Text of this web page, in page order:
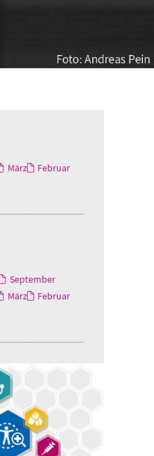
März
Februar
September
März
Februar